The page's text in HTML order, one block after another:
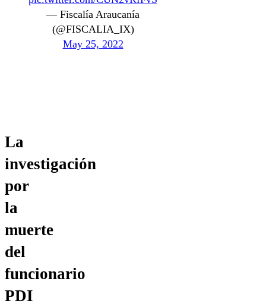
— Fiscalía Araucanía
(@FISCALIA_IX)
May 25, 2022
La
investigación
por
la
muerte
del
funcionario
PDI